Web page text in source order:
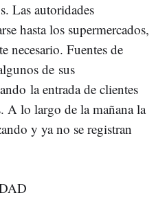
Las autoridades
hasta los supermercados,
necesario. Fuentes de
de sus
la entrada de clientes
A lo largo de la mañana la
y ya no se registran